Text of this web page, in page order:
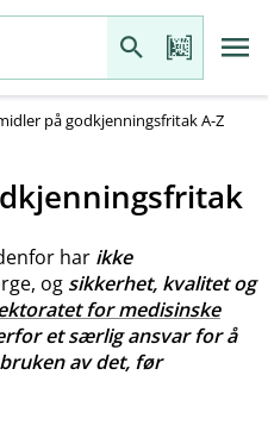
på godkjenningsfritak A-Z
har ikke
og sikkerhet, kvalitet og
for medisinske
et særlig ansvar for å
av det, før